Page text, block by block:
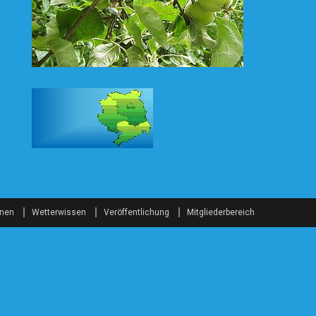
Wetterwissen Veröffentlichung Mitgliederbereich